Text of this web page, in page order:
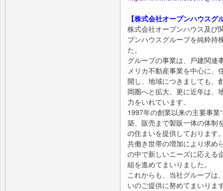
【株式会社オープンハウスグ
株式会社オープンハウス及び
プンハウスグループを純粋持
た。
グループの事業は、⼾建関連
メリカ不動産事業を中⼼に、
開し、地域につきましても、
岡圏へと拡⼤、更に近年は、
⼒をいれています。
1997年の創業以来の主要事
築、販売まで製販⼀体の体制
の住まいを提供しております
共働き世帯の増加により求め
の中で新しいニーズに応える
組を進めてまいりました。
これからも、当社グループは
いのご提供に努めてまいりま